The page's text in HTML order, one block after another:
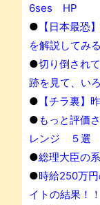
6ses HP
● 【日本最恐
を解説してみる
●切り倒され
跡を見て、い
● 【チラ裏】
●もっと評価
レンジ ５選
●総理大臣の
●時給250万
イトの結果！！